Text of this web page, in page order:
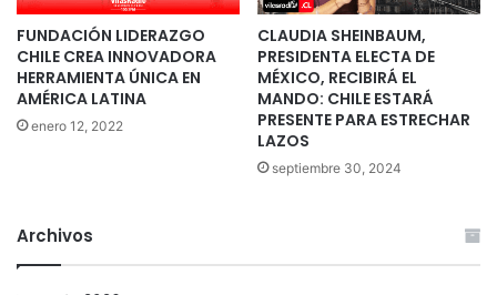
FUNDACIÓN LIDERAZGO
CHILE CREA INNOVADORA
HERRAMIENTA ÚNICA EN
AMÉRICA LATINA
enero 12, 2022
CLAUDIA SHEINBAUM,
PRESIDENTA ELECTA DE
MÉXICO, RECIBIRÁ EL
MANDO: CHILE ESTARÁ
PRESENTE PARA ESTRECHAR
LAZOS
septiembre 30, 2024
Archivos